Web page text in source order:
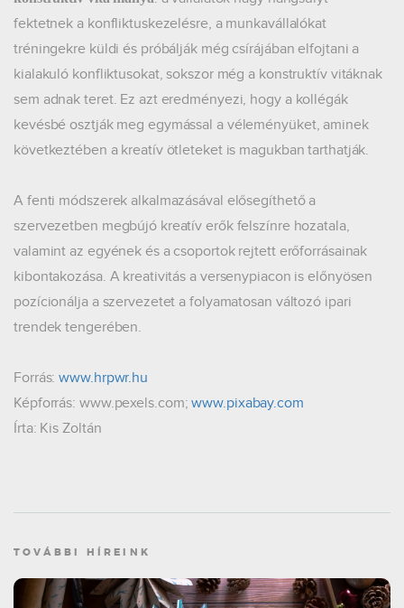
fektetnek a konfliktuskezelésre, a munkavállalókat
tréningekre küldi és próbálják még csírájában elfojtani a
kialakuló konfliktusokat, sokszor még a konstruktív vitáknak
sem adnak teret. Ez azt eredményezi, hogy a kollégák
kevésbé osztják meg egymással a véleményüket, aminek
következtében a kreatív ötleteket is magukban tarthatják.
A fenti módszerek alkalmazásával elősegíthető a
szervezetben megbújó kreatív erők felszínre hozatala,
valamint az egyének és a csoportok rejtett erőforrásainak
kibontakozása. A kreativitás a versenypiacon is előnyösen
pozícionálja a szervezetet a folyamatosan változó ipari
trendek tengerében.
Forrás:www.hrpwr.hu
Képforrás: www.pexels.com;www.pixabay.com
Írta: Kis Zoltán
TOVÁBBI HÍREINK